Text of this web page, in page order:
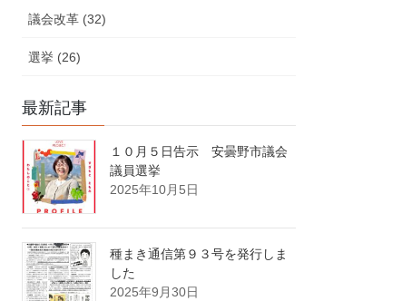
議会改革 (32)
選挙 (26)
最新記事
１０月５日告示 安曇野市議会
議員選挙
2025年10月5日
種まき通信第９３号を発行しま
した
2025年9月30日